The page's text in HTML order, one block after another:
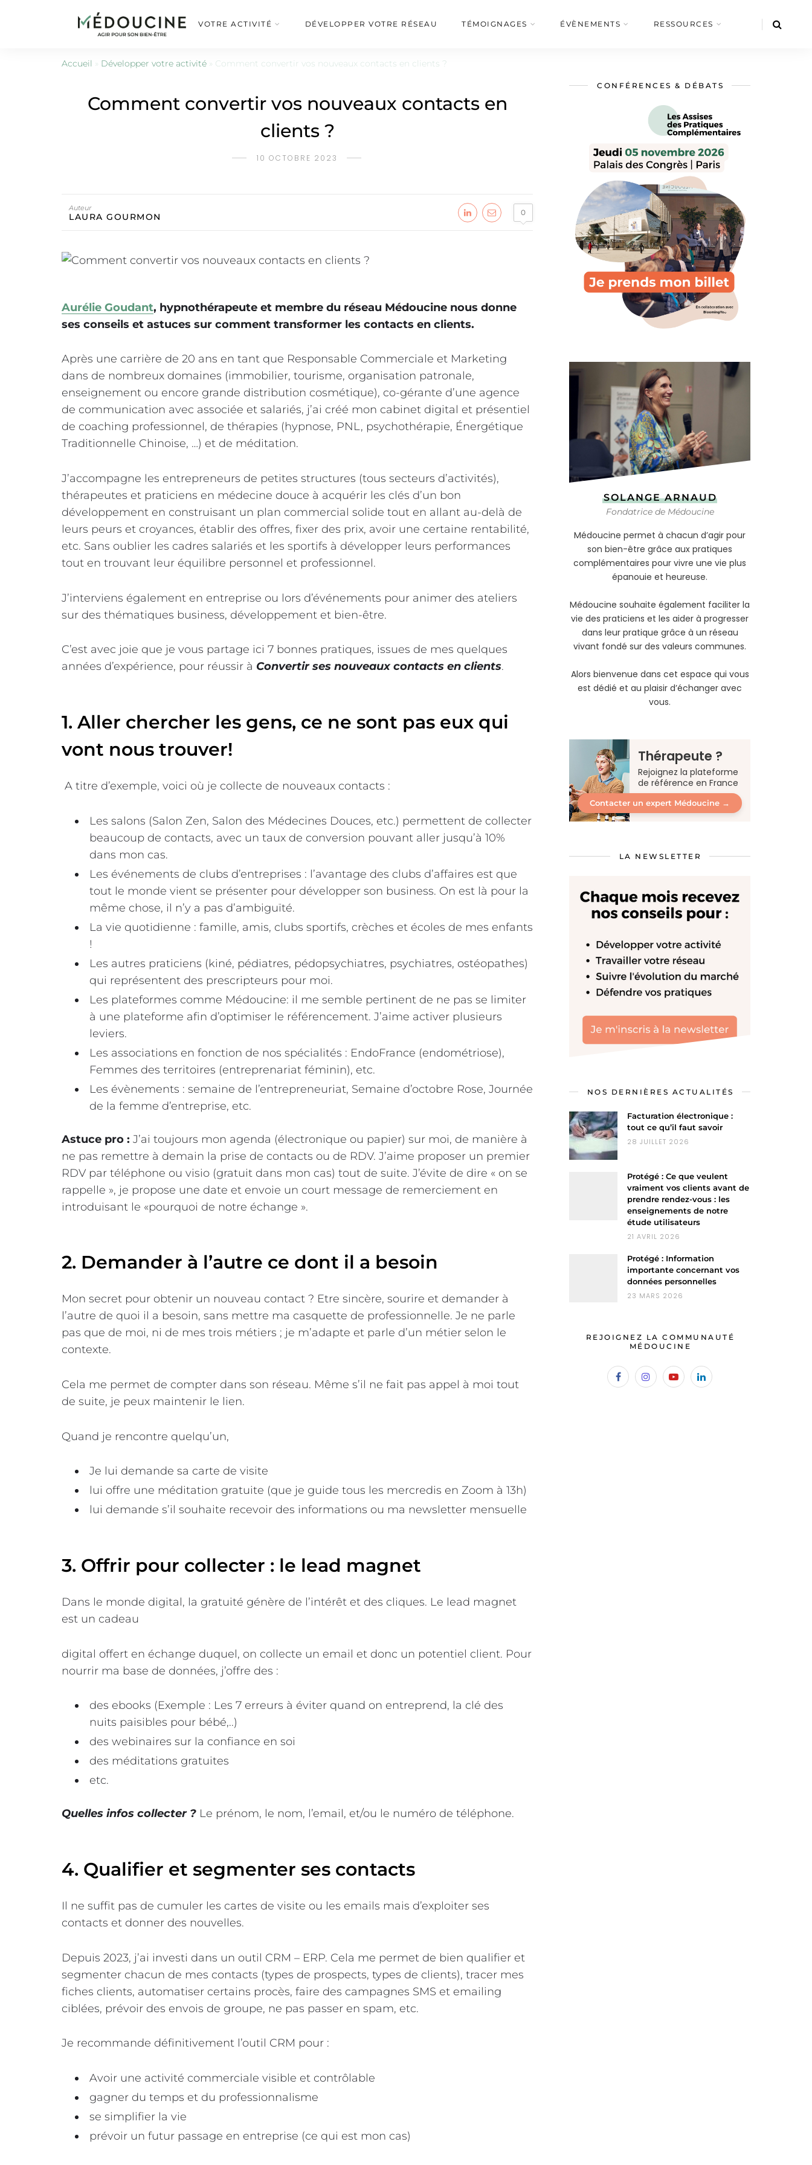
VOTRE ACTIVITÉ DÉVELOPPER VOTRE RÉSEAU TÉMOIGNAGES ÉVÈNEMENTS RESSOURCES
Accueil » Développer votre activité » Comment convertir vos nouveaux contacts en clients ?
Comment convertir vos nouveaux contacts en
clients ?
10 OCTOBRE 2023
Auteur
LAURA GOURMON 0
Aurélie Goudant, hypnothérapeute et membre du réseau Médoucine nous donne
ses conseils et astuces sur comment transformer les contacts en clients.
Après une carrière de 20 ans en tant que Responsable Commerciale et Marketing
dans de nombreux domaines (immobilier, tourisme, organisation patronale,
enseignement ou encore grande distribution cosmétique), co-gérante d’une agence
de communication avec associée et salariés, j’ai créé mon cabinet digital et présentiel
de coaching professionnel, de thérapies (hypnose, PNL, psychothérapie, Énergétique
Traditionnelle Chinoise, …) et de méditation.
J’accompagne les entrepreneurs de petites structures (tous secteurs d’activités),
thérapeutes et praticiens en médecine douce à acquérir les clés d’un bon
développement en construisant un plan commercial solide tout en allant au-delà de
leurs peurs et croyances, établir des offres, fixer des prix, avoir une certaine rentabilité,
etc. Sans oublier les cadres salariés et les sportifs à développer leurs performances
tout en trouvant leur équilibre personnel et professionnel.
J’interviens également en entreprise ou lors d’événements pour animer des ateliers
sur des thématiques business, développement et bien-être.
C’est avec joie que je vous partage ici 7 bonnes pratiques, issues de mes quelques
années d’expérience, pour réussir à Convertir ses nouveaux contacts en clients.
1. Aller chercher les gens, ce ne sont pas eux qui
vont nous trouver!
A titre d’exemple, voici où je collecte de nouveaux contacts :
Les salons (Salon Zen, Salon des Médecines Douces, etc.) permettent de collecter
beaucoup de contacts, avec un taux de conversion pouvant aller jusqu’à 10%
dans mon cas.
Les événements de clubs d’entreprises : l’avantage des clubs d’affaires est que
tout le monde vient se présenter pour développer son business. On est là pour la
même chose, il n’y a pas d’ambiguïté.
La vie quotidienne : famille, amis, clubs sportifs, crèches et écoles de mes enfants
!
Les autres praticiens (kiné, pédiatres, pédopsychiatres, psychiatres, ostéopathes)
qui représentent des prescripteurs pour moi.
Les plateformes comme Médoucine: il me semble pertinent de ne pas se limiter
à une plateforme afin d’optimiser le référencement. J’aime activer plusieurs
leviers.
Les associations en fonction de nos spécialités : EndoFrance (endométriose),
Femmes des territoires (entreprenariat féminin), etc.
Les évènements : semaine de l’entrepreneuriat, Semaine d’octobre Rose, Journée
de la femme d’entreprise, etc.
Astuce pro : J’ai toujours mon agenda (électronique ou papier) sur moi, de manière à
ne pas remettre à demain la prise de contacts ou de RDV. J’aime proposer un premier
RDV par téléphone ou visio (gratuit dans mon cas) tout de suite. J’évite de dire « on se
rappelle », je propose une date et envoie un court message de remerciement en
introduisant le «pourquoi de notre échange ».
2. Demander à l’autre ce dont il a besoin
Mon secret pour obtenir un nouveau contact ? Etre sincère, sourire et demander à
l’autre de quoi il a besoin, sans mettre ma casquette de professionnelle. Je ne parle
pas que de moi, ni de mes trois métiers ; je m’adapte et parle d’un métier selon le
contexte.
Cela me permet de compter dans son réseau. Même s’il ne fait pas appel à moi tout
de suite, je peux maintenir le lien.
Quand je rencontre quelqu’un,
Je lui demande sa carte de visite
lui offre une méditation gratuite (que je guide tous les mercredis en Zoom à 13h)
lui demande s’il souhaite recevoir des informations ou ma newsletter mensuelle
3. Offrir pour collecter : le lead magnet
Dans le monde digital, la gratuité génère de l’intérêt et des cliques. Le lead magnet
est un cadeau
digital offert en échange duquel, on collecte un email et donc un potentiel client. Pour
nourrir ma base de données, j’offre des :
des ebooks (Exemple : Les 7 erreurs à éviter quand on entreprend, la clé des
nuits paisibles pour bébé,..)
des webinaires sur la confiance en soi
des méditations gratuites
etc.
Quelles infos collecter ? Le prénom, le nom, l’email, et/ou le numéro de téléphone.
4. Qualifier et segmenter ses contacts
Il ne suffit pas de cumuler les cartes de visite ou les emails mais d’exploiter ses
contacts et donner des nouvelles.
Depuis 2023, j’ai investi dans un outil CRM – ERP. Cela me permet de bien qualifier et
segmenter chacun de mes contacts (types de prospects, types de clients), tracer mes
fiches clients, automatiser certains procès, faire des campagnes SMS et emailing
ciblées, prévoir des envois de groupe, ne pas passer en spam, etc.
Je recommande définitivement l’outil CRM pour :
Avoir une activité commerciale visible et contrôlable
gagner du temps et du professionnalisme
se simplifier la vie
prévoir un futur passage en entreprise (ce qui est mon cas)
CONFÉRENCES & DÉBATS
SOLANGE ARNAUD
Fondatrice de Médoucine
Médoucine permet à chacun d’agir pour
son bien-être grâce aux pratiques
complémentaires pour vivre une vie plus
épanouie et heureuse.
Médoucine souhaite également faciliter la
vie des praticiens et les aider à progresser
dans leur pratique grâce à un réseau
vivant fondé sur des valeurs communes.
Alors bienvenue dans cet espace qui vous
est dédié et au plaisir d’échanger avec
vous.
Thérapeute ?
Rejoignez la plateforme
de référence en France
Contacter un expert Médoucine →
LA NEWSLETTER
NOS DERNIÈRES ACTUALITÉS
Facturation électronique :
tout ce qu’il faut savoir
28 JUILLET 2026
Protégé : Ce que veulent
vraiment vos clients avant de
prendre rendez-vous : les
enseignements de notre
étude utilisateurs
21 AVRIL 2026
Protégé : Information
importante concernant vos
données personnelles
23 MARS 2026
REJOIGNEZ LA COMMUNAUTÉ
MÉDOUCINE